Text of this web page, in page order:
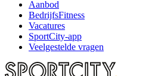
Aanbod
BedrijfsFitness
Vacatures
SportCity-app
Veelgestelde vragen